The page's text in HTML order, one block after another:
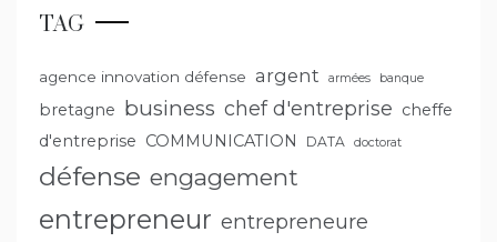
TAG
agence innovation défense argent armées banque
bretagne business chef d'entreprise cheffe
d'entreprise COMMUNICATION DATA doctorat
défense engagement
entrepreneur entrepreneure